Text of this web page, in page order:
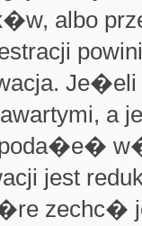
albo
jest